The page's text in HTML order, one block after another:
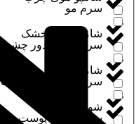
شامپو موی خشک
شامپو موی روزانه
شوینده صورت
سرم مو
سرم و کرم دور چشم
سرم و و روغن صورت
سفت کننده پوست بدن